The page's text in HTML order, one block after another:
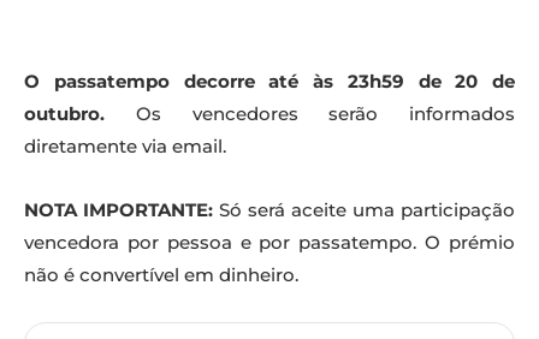
O passatempo decorre até às 23h59 de 20 de
outubro. Os vencedores serão informados
diretamente via email.
NOTA IMPORTANTE: Só será aceite uma participação
vencedora por pessoa e por passatempo. O prémio
não é convertível em dinheiro.